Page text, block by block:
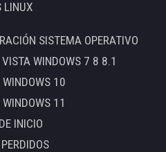
LINUX
SISTEMA OPERATIVO
VISTA WINDOWS 7 8 8.1
WINDOWS 10
11
INICIO